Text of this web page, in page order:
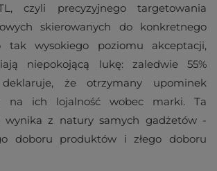
czyli precyzyjnego targetowania
skierowanych do konkretnego
tak wysokiego poziomu akceptacji,
niepokojącą lukę: zaledwie 55%
deklaruje, że otrzymany upominek
na ich lojalność wobec marki. Ta
wynika z natury samych gadżetów -
doboru produktów i złego doboru